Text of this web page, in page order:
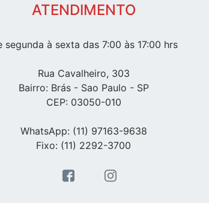
ATENDIMENTO
segunda à sexta das 7:00 às 17:00 hrs
Rua Cavalheiro, 303
Bairro: Brás - Sao Paulo - SP
CEP: 03050-010
WhatsApp: (11) 97163-9638
Fixo: (11) 2292-3700